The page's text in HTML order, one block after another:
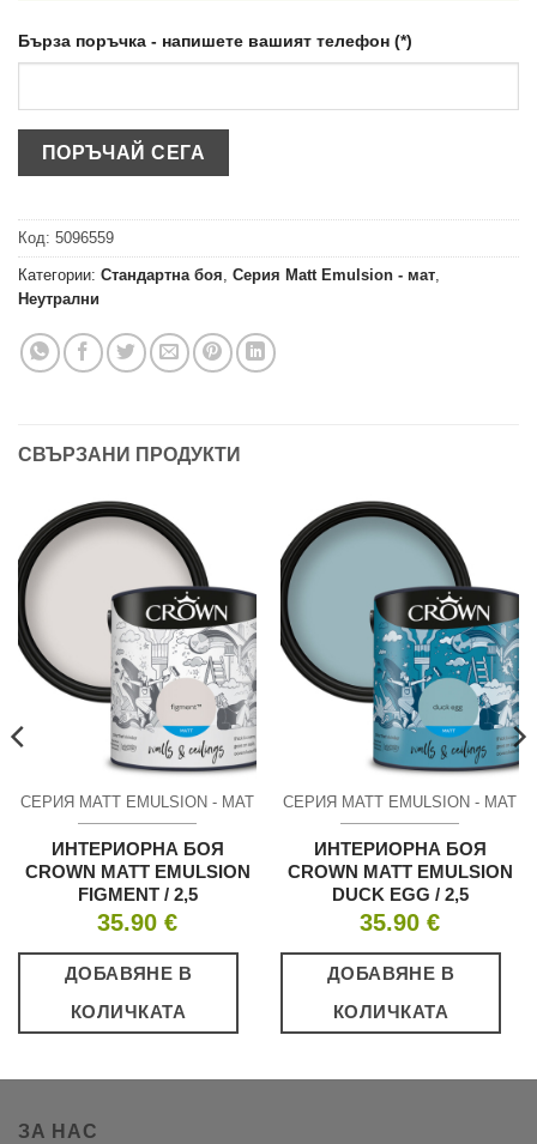
Бърза поръчка - напишете вашият телефон (*)
Код: 5096559
Категории: Стандартна боя Серия Matt Emulsion - мат
Неутрални
СВЪРЗАНИ ПРОДУКТИ
СЕРИЯ MATT EMULSION - МАТ
ИНТЕРИОРНА БОЯ
CROWN MATT EMULSION
FIGMENT / 2,5
35.90 €
ДОБАВЯНЕ В
КОЛИЧКАТА
СЕРИЯ MATT EMULSION - МАТ
ИНТЕРИОРНА БОЯ
CROWN MATT EMULSION
DUCK EGG / 2,5
35.90 €
ДОБАВЯНЕ В
КОЛИЧКАТА
ЗА НАС